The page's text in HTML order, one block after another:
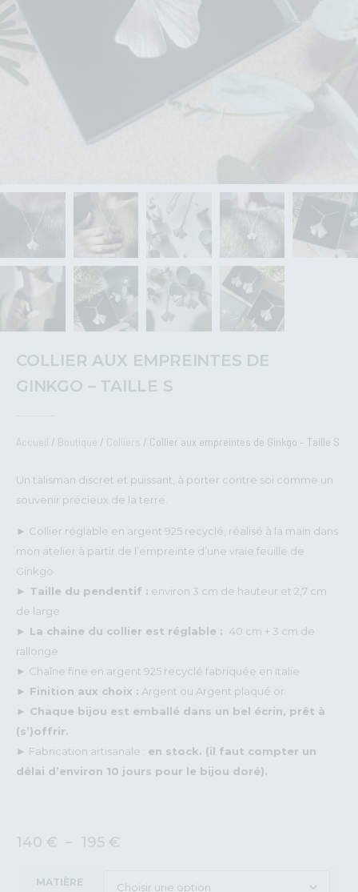
COLLIER AUX EMPREINTES DE
GINKGO – TAILLE S
Accueil / Boutique / Colliers / Collier aux empreintes de Ginkgo – Taille S
Un talisman discret et puissant, à porter contre soi comme un
souvenir précieux de la terre.
► Collier réglable en argent 925 recyclé, réalisé à la main dans
mon atelier à partir de l’empreinte d’une vraie feuille de
Ginkgo
► Taille du pendentif : environ 3 cm de hauteur et 2,7 cm
de large
► La chaine du collier est réglable : 40 cm + 3 cm de
rallonge
► Chaîne fine en argent 925 recyclé fabriquée en Italie
► Finition aux choix : Argent ou Argent plaqué or
► Chaque bijou est emballé dans un bel écrin, prêt à
(s’)offrir.
► Fabrication artisanale : en stock. (il faut compter un
délai d’environ 10 jours pour le bijou doré).
140 € – 195 €
MATIÈRE